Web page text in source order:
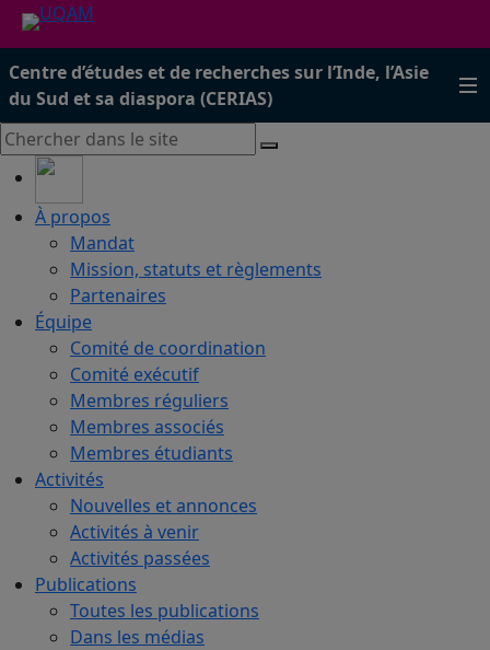
Centre d’études et de recherches sur l’Inde, l’Asie
du Sud et sa diaspora (CERIAS)
À propos
Mandat
Mission, statuts et règlements
Partenaires
Équipe
Comité de coordination
Comité exécutif
Membres réguliers
Membres associés
Membres étudiants
Activités
Nouvelles et annonces
Activités à venir
Activités passées
Publications
Toutes les publications
Dans les médias